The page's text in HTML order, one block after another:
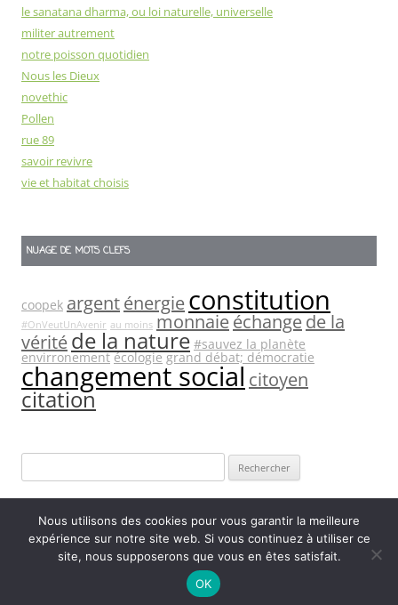
le sanatana dharma, ou loi naturelle, universelle
militer autrement
notre poisson quotidien
Nous les Dieux
novethic
Pollen
rue 89
savoir revivre
vie et habitat choisis
NUAGE DE MOTS CLEFS
coopek argenténergieconstitution
#OnVeutUnAvenir au moins monnaieéchangede la
véritéde la nature #sauvez la planète
envirronement écologie grand débat; démocratie
changement social citoyen
citation
Fièrement propulsé par WordPress
Nous utilisons des cookies pour vous garantir la meilleure
expérience sur notre site web. Si vous continuez à utiliser ce
site, nous supposerons que vous en êtes satisfait.
OK